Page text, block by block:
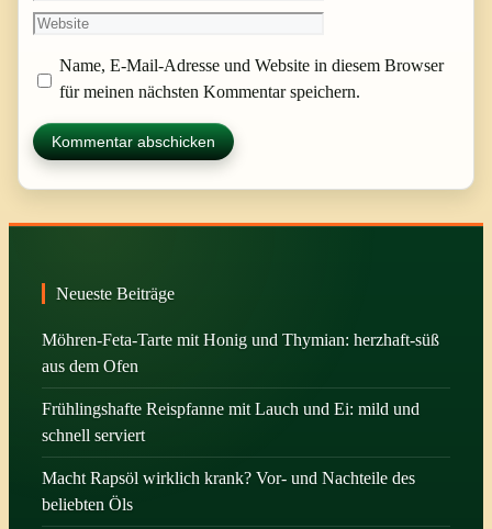
Mail-
Website
Name, E-Mail-Adresse und Website in diesem Browser
für meinen nächsten Kommentar speichern.
Neueste Beiträge
Möhren-Feta-Tarte mit Honig und Thymian: herzhaft-süß
aus dem Ofen
Frühlingshafte Reispfanne mit Lauch und Ei: mild und
schnell serviert
Macht Rapsöl wirklich krank? Vor- und Nachteile des
beliebten Öls